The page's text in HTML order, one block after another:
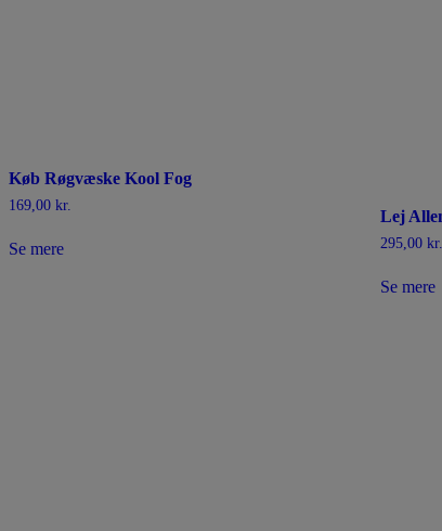
Køb Røgvæske Kool Fog
169,00 kr.
Se mere
Lej
295,00kr.
Se mere